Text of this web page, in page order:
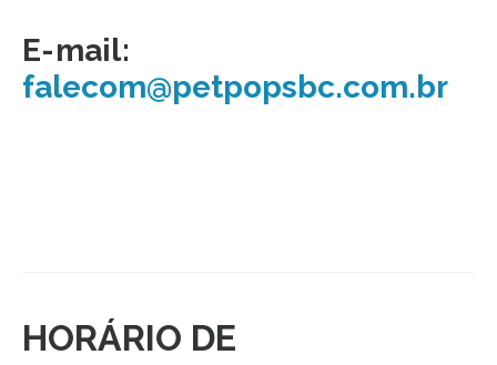
E-mail:
falecom@petpopsbc.com.br
HORÁRIO DE